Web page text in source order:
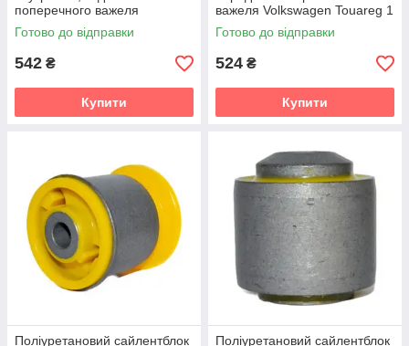
поперечного важеля
Volkswagen Touareg 1 gen.
(7L) Кроссовер (2002-2010)
Готово до відправки
542 ₴
Купити
важеля Volkswagen Touareg 1
gen. (7L) Кроссовер (2002-
2010) v19
Готово до відправки
524 ₴
Купити
Поліуретановий сайлентблок
Поліуретановий сайлентблок